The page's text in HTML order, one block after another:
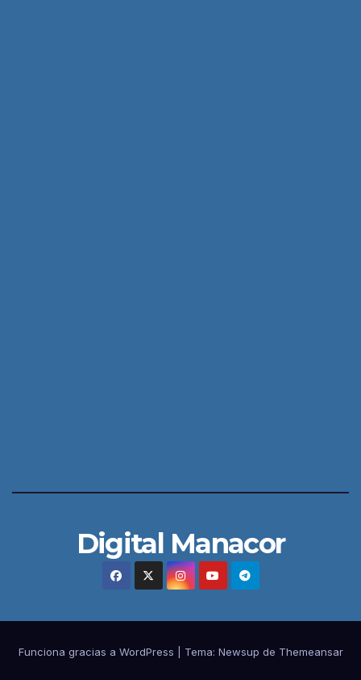
Digital Manacor
Funciona gracias a WordPress Tema: Newsup de Themeansar